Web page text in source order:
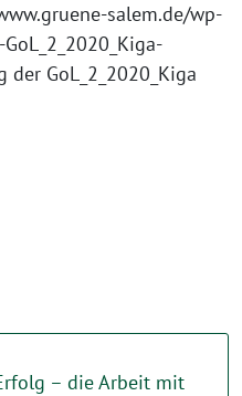
salem.de/wp-
der GoL_2_2020_Kiga
– die Arbeit mit